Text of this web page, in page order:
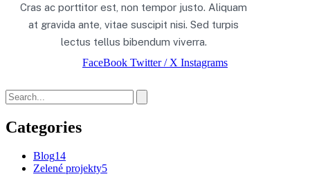
Cras ac porttitor est, non tempor justo. Aliquam
at gravida ante, vitae suscipit nisi. Sed turpis
lectus tellus bibendum viverra.
FaceBook Twitter / X Instagrams
Categories
Blog14
Zelené projekty5